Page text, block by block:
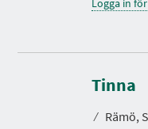
Logga in
Tinna
⁄ Rämö,
S
e
l
i